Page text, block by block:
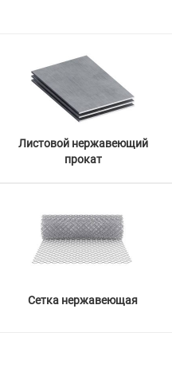
Листовой нержавеющий
прокат
Сетка нержавеющая